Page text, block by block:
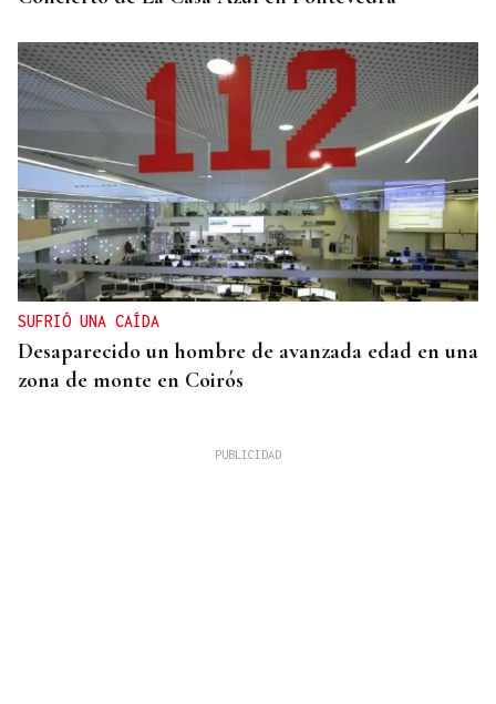
SUFRIÓ UNA CAÍDA
Desaparecido un hombre de avanzada edad en una
zona de monte en Coirós